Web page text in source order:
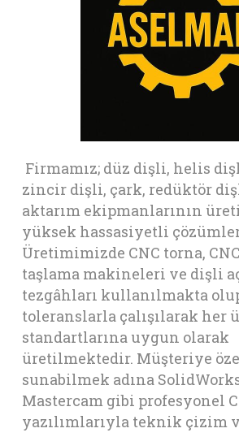
Firmamız; düz dişli, helis
zincir dişli, çark, redüktör
aktarım ekipmanlarının
yüksek hassasiyetli
Üretimimizde CNC torna,
taşlama makineleri ve dişli
tezgâhları kullanılmakta
toleranslarla çalışılarak her
standartlarına uygun olarak
üretilmektedir. Müşteriye
sunabilmek adına
Mastercam gibi profesyonel
yazılımlarıyla teknik çizim